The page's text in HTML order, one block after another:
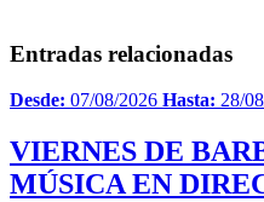
Entradas relacionadas
Desde: 07/08/2026 Hasta: 28/
VIERNES DE
MÚSICA EN